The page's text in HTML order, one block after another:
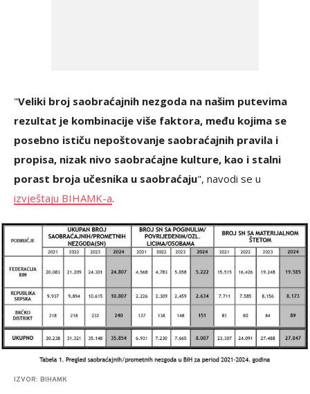
"Veliki broj saobraćajnih nezgoda na našim putevima
rezultat je kombinacije više faktora, među kojima se
posebno ističu nepoštovanje saobraćajnih pravila i
propisa, nizak nivo saobraćajne kulture, kao i stalni
porast broja učesnika u saobraćaju", navodi se u
izvještaju BIHAMK-a.
IZVOR: BIHAMK